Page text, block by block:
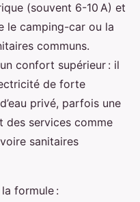
(souvent 6-10 A) et
le camping-car ou la
communs.
confort supérieur : il
de forte
privé, parfois une
des services comme
sanitaires
formule :